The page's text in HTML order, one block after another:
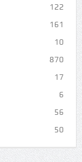
122
161
10
870
17
6
56
50